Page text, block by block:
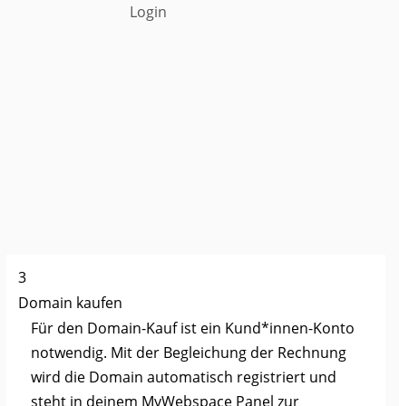
Login
3
Domain kaufen
Für den Domain-Kauf ist ein Kund*innen-Konto
notwendig. Mit der Begleichung der Rechnung
wird die Domain automatisch registriert und
steht in deinem MyWebspace Panel zur